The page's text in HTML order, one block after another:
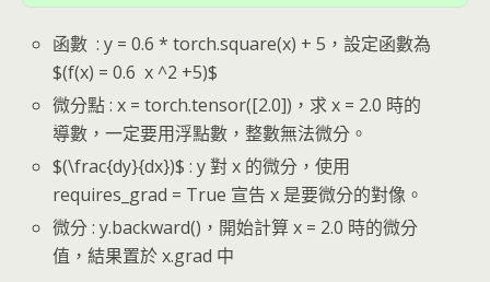
函數 : y = 0.6 * torch.square(x) + 5，設定函數為
$(f(x) = 0.6 x ^2 +5)$
微分點 : x = torch.tensor([2.0])，求 x = 2.0 時的
導數，一定要用浮點數，整數無法微分。
$(\frac{dy}{dx})$ : y 對 x 的微分，使用
requires_grad = True 宣告 x 是要微分的對像。
微分 : y.backward()，開始計算 x = 2.0 時的微分
值，結果置於 x.grad 中